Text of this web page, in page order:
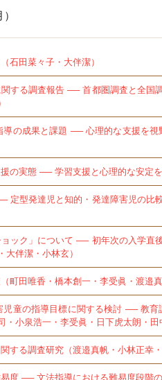
石田菜々子・大伴潔）
する調査報告 ── 首都圏調査と全
の成果と課題 ── 心理的な支援を
の実態 ── 学習支援と心理的な安定
定型発達児と知的・発達障害児の
ック」について ── 初年次の入学
伴潔・小林玄）
町田唯香・橋本創一・李受眞・渡邉
童の指導目標に関する検討 ── 教
小泉浩一・李受眞・日下虎太朗・田
する調査研究（渡邉真帆・小林正幸
度 ── 文法指導における難易度段階